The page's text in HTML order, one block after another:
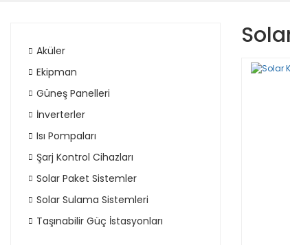
Aküler
Ekipman
Güneş Panelleri
İnverterler
Isı Pompaları
Şarj Kontrol Cihazları
Solar Paket Sistemler
Solar Sulama Sistemleri
Taşınabilir Güç İstasyonları